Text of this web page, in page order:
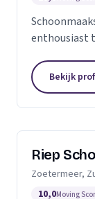
enthousiast
een aantal
werkzaam te...
Bekijk
Riep
Zoetermeer,
10,0Moving